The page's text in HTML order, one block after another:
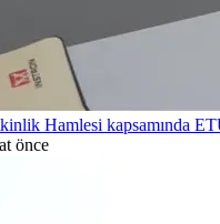
Hamlesi kapsamında
önce